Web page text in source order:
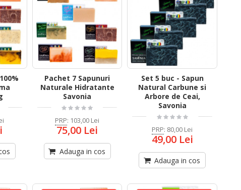
Pachet 7 Sapunuri
Naturale Hidratante
Savonia
PRP: 103,00 Lei
75,00 Lei
Adauga in cos
Set 5 buc - Sapun
Natural Carbune si
Arbore de Ceai,
Savonia
PRP: 80,00 Lei
49,00 Lei
Adauga in cos